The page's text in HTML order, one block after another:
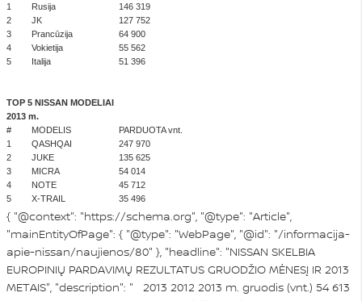
1
Rusija
146 319
2
JK
127 752
3
Prancūzija
64 900
4
Vokietija
55 562
5
Italija 51 396
TOP 5 NISSAN MODELIAI
2013 m.
#
MODELIS
PARDUOTA vnt.
1
QASHQAI
247 970
2
JUKE
135 625
3
MICRA
54 014
4
NOTE
45 712
5
X-TRAIL 35 496
{ "@context": "https://schema.org", "@type": "Article",
"mainEntityOfPage": { "@type": "WebPage", "@id": "/informacija-
apie-nissan/naujienos/80" }, "headline": "NISSAN SKELBIA
EUROPINIŲ PARDAVIMŲ REZULTATUS GRUODŽIO MĖNESĮ IR 2013
МЕТAIS", "description": " 2013 2012 2013 m. gruodis (vnt.) 54 613